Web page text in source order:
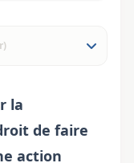
la
de faire
action